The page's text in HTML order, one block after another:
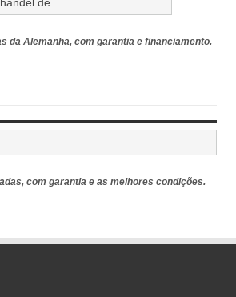
da Alemanha, com garantia e financiamento.
com garantia e as melhores condições.